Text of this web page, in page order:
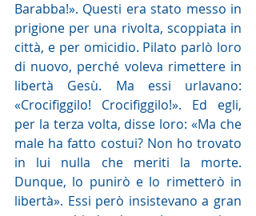
Barabba!». Questi era stato messo in
prigione per una rivolta, scoppiata in
città, e per omicidio. Pilato parlò loro
di nuovo, perché voleva rimettere in
libertà Gesù. Ma essi urlavano:
«Crocifiggilo! Crocifiggilo!». Ed egli,
per la terza volta, disse loro: «Ma che
male ha fatto costui? Non ho trovato
in lui nulla che meriti la morte.
Dunque, lo punirò e lo rimetterò in
libertà». Essi però insistevano a gran